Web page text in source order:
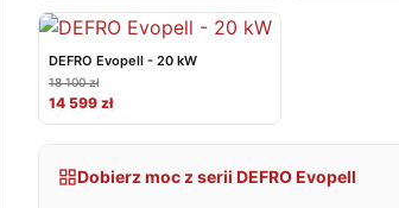
DEFRO Evopell - 20 kW
18 100 zł
14 599 zł
Dobierz moc z serii DEFRO Evopell